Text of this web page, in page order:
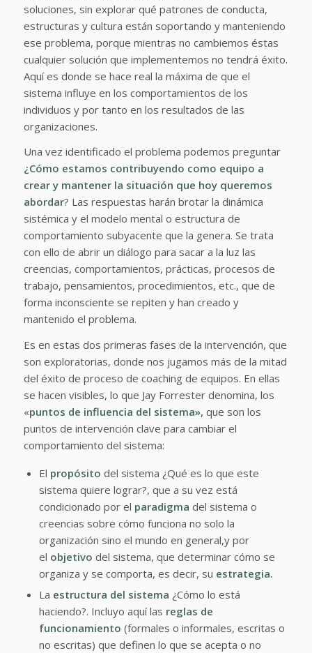
soluciones, sin explorar qué patrones de conducta,
estructuras y cultura están soportando y manteniendo
ese problema, porque mientras no cambiemos éstas
cualquier solución que implementemos no tendrá éxito.
Aquí es donde se hace real la máxima de que el
sistema influye en los comportamientos de los
individuos y por tanto en los resultados de las
organizaciones.
Una vez identificado el problema podemos preguntar
¿Cómo estamos contribuyendo como equipo a
crear y mantener la situación que hoy queremos
abordar? Las respuestas harán brotar la dinámica
sistémica y el modelo mental o estructura de
comportamiento subyacente que la genera. Se trata
con ello de abrir un diálogo para sacar a la luz las
creencias, comportamientos, prácticas, procesos de
trabajo, pensamientos, procedimientos, etc., que de
forma inconsciente se repiten y han creado y
mantenido el problema.
Es en estas dos primeras fases de la intervención, que
son exploratorias, donde nos jugamos más de la mitad
del éxito de proceso de coaching de equipos. En ellas
se hacen visibles, lo que Jay Forrester denomina, los
«puntos de influencia del sistema», que son los
puntos de intervención clave para cambiar el
comportamiento del sistema:
El propósito del sistema ¿Qué es lo que este
sistema quiere lograr?, que a su vez está
condicionado por el paradigma del sistema o
creencias sobre cómo funciona no solo la
organización sino el mundo en general,y por
el objetivo del sistema, que determinar cómo se
organiza y se comporta, es decir, su estrategia.
La estructura del sistema ¿Cómo lo está
haciendo?. Incluyo aquí las reglas de
funcionamiento (formales o informales, escritas o
no escritas) que definen lo que se acepta o no